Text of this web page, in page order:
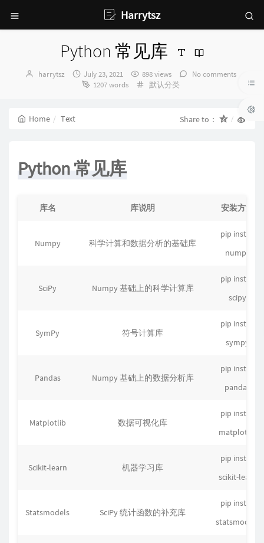
Harrytsz
Python 常见库
Author：
harrytsz
发
布
July 23, 2021 898 views
No comments
1207 words
Categories：
默认分类
Home Text Share to：
Python 常见库
库名 库说明 安装方法
Numpy 科学计算和数据分析的基础库
pip install
numpy
SciPy Numpy 基础上的科学计算库
pip install
scipy
SymPy 符号计算库
pip install
sympy
Pandas Numpy 基础上的数据分析库
pip install
pandas
Matplotlib 数据可视化库
pip install
matplotlib
Scikit-learn 机器学习库
pip install
scikit-learn
Statsmodels SciPy 统计函数的补充库
pip install
statsmodels